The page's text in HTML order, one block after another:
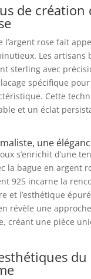
de création
l’argent rose fait
Les artisans
sterling avec
spécifique
Cette
et un éclat
une
s’enrichit d’une
la bague en argent
925 incarne la
et l’esthétique
révèle une
créant une pièce
du